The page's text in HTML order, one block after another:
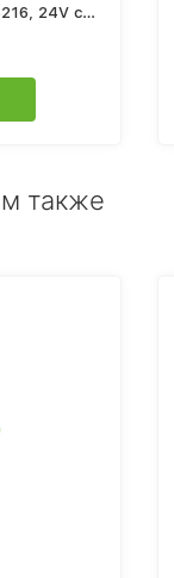
24V c
также